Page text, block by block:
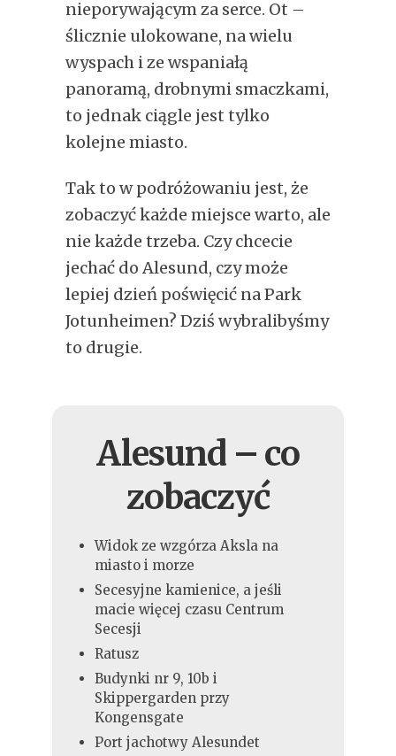
nieporywającym za serce. Ot –
ślicznie ulokowane, na wielu
wyspach i ze wspaniałą
panoramą, drobnymi smaczkami,
to jednak ciągle jest tylko
kolejne miasto.
Tak to w podróżowaniu jest, że
zobaczyć każde miejsce warto, ale
nie każde trzeba. Czy chcecie
jechać do Alesund, czy może
lepiej dzień poświęcić na Park
Jotunheimen? Dziś wybralibyśmy
to drugie.
Alesund – co
zobaczyć
Widok ze wzgórza Aksla na
miasto i morze
Secesyjne kamienice, a jeśli
macie więcej czasu Centrum
Secesji
Ratusz
Budynki nr 9, 10b i
Skippergarden przy
Kongensgate
Port jachotwy Alesundet